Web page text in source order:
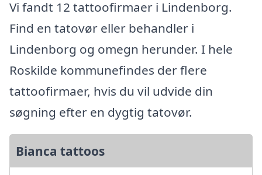
Vi fandt 12 tattoofirmaer i Lindenborg.
Find en tatovør eller behandler i
Lindenborg og omegn herunder. I hele
Roskilde kommunefindes der flere
tattoofirmaer, hvis du vil udvide din
søgning efter en dygtig tatovør.
Bianca tattoos